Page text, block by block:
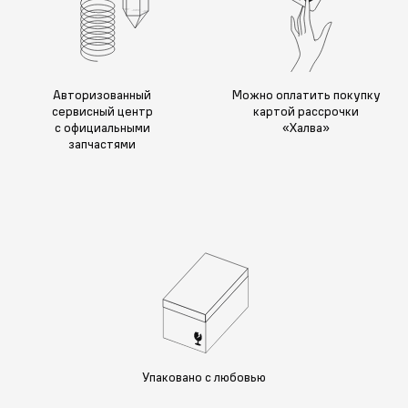
Авторизованный
сервисный центр
с официальными
запчастями
Можно оплатить покупку
картой рассрочки
«Халва»
Упаковано с любовью